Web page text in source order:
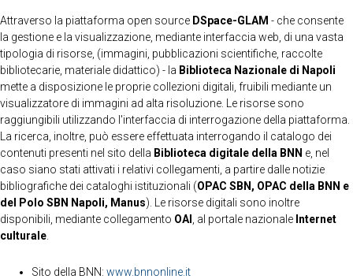
Attraverso la piattaforma open source DSpace-GLAM - che consente
la gestione e la visualizzazione, mediante interfaccia web, di una vasta
tipologia di risorse, (immagini, pubblicazioni scientifiche, raccolte
bibliotecarie, materiale didattico) - la Biblioteca Nazionale di Napoli
mette a disposizione le proprie collezioni digitali, fruibili mediante un
visualizzatore di immagini ad alta risoluzione. Le risorse sono
raggiungibili utilizzando l'interfaccia di interrogazione della piattaforma.
La ricerca, inoltre, può essere effettuata interrogando il catalogo dei
contenuti presenti nel sito della Biblioteca digitale della BNN e, nel
caso siano stati attivati i relativi collegamenti, a partire dalle notizie
bibliografiche dei cataloghi istituzionali (OPAC SBN, OPAC della BNN e
del Polo SBN Napoli, Manus). Le risorse digitali sono inoltre
disponibili, mediante collegamento OAI , al portale nazionale Internet
culturale
Sito della BNN: www.bnnonline.it